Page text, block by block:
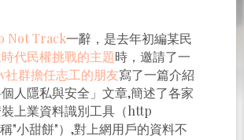
Not Track一辭，是去年初編某民
代民權挑戰的主題時，邀請了一
社群擔任志工的朋友寫了一篇介紹
個人隱私與安全」文章,簡述了各家
上業資料識別工具（http
"小甜餅"）,對上網用戶的資料不